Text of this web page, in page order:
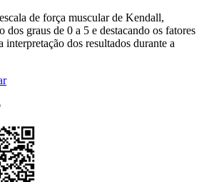
de força muscular de Kendall,
graus de 0 a 5 e destacando os fatores
dos resultados durante a